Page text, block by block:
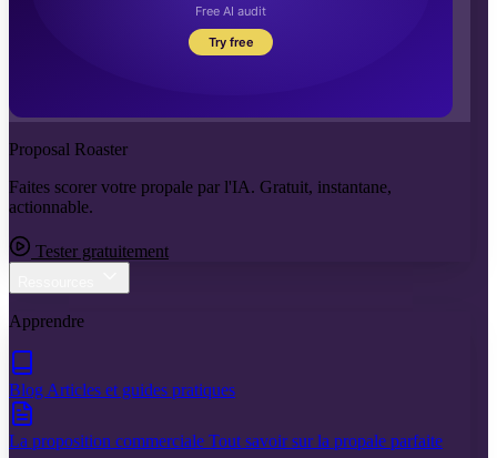
Proposal Roaster
Faites scorer votre propale par l'IA. Gratuit, instantane,
actionnable.
Tester gratuitement
Apprendre
Blog Articles et guides pratiques
La proposition commerciale Tout savoir sur la propale parfaite